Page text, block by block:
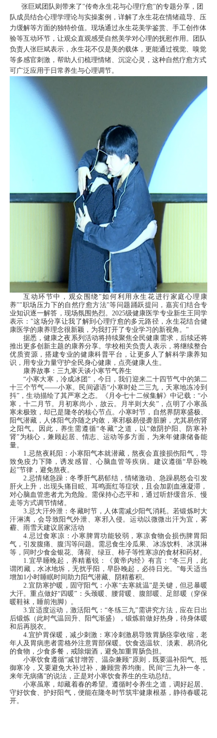
张巨斌团队则带来了"传奇永生花与心理疗愈"的专题分享，团
队成员结合心理学理论与实操案例，详解了永生花在情绪疏导、压
力缓解等方面的独特价值。现场通过永生花美学鉴赏、手工创作体
验等互动环节，让观众直观感受自然美学对心理的抚慰作用。团队
负责人张巨斌表示，永生花不仅是美的载体，更能通过视觉、嗅觉
等多感官刺激，帮助人们梳理情绪、沉淀心灵，这种自然疗愈方式
可广泛应用于日常养生与心理调节。
互动环节中，观众围绕"如何利用永生花进行家庭心理康
养""职场压力下的自然疗愈方法"等问题踊跃提问，嘉宾们结合专
业知识逐一解答，现场氛围热烈。2025级健康医学专业新生王同学
表示："这场分享让我了解到心理疗愈的多元路径，永生花结合健
康医学的康养理念很新颖，为我打开了专业学习的新视角。"
据悉，健康之夜系列活动将持续聚焦全民健康需求，后续还将
推出更多创新主题的康养分享。学校相关负责人表示，将继续整合
优质资源，搭建专业的健康科普平台，让更多人了解科学康养知
识，用专业力量守护全民身心健康，点亮健康人生。
康养故事：三九寒天谈小寒节气养生
“小寒大寒，冷成冰团”，今日，我们迎来二十四节气中的第二
十三个节气——小寒。民间谚语“小寒时处二三九，天寒地冻冷到
抖”，生动描绘了其严寒之态。
《月令七十二候集解》中记载：“小
寒，十二月节。月初寒尚小，故云。月半则大矣”，点明了小寒虽
寒未极致，却已是隆冬的核心节点。小寒时节，自然界阴寒盛极、
阳气潜藏，人体阳气亦随之内敛，寒邪极易侵袭脏腑，尤其易伤肾
之阳气。因此，养生需遵循“冬藏”之道，以“敛阴护阳、防寒补
肾”为核心，兼顾起居、情志、运动等多方面，为来年健康储备能
量。
1.忌熬夜耗阳：小寒阳气本就潜藏，熬夜会直接损伤阳气，导
致免疫力下降，诱发感冒、心脑血管等疾病。建议遵循“早卧晚
起”节律，避免熬夜。
2.忌情绪急躁：冬季肝气易郁结，情绪激动、急躁易怒会引发
肝火上升，出现头痛目眩、耳鸣面红等症状，且会加剧血液凝滞，
对心脑血管患者尤为危险。需保持心态平和，通过听舒缓音乐、慢
走等方式调节情绪。
3.忌大汗外泄：冬藏时节，人体需减少阳气消耗。若锻炼时大
汗淋漓，会导致阳气外泄、寒邪入侵。运动以微微出汗为宜，雾
霾、雨雪天建议居家活动
4.忌过食寒凉：小寒脾胃功能较弱，寒凉食物会损伤脾胃阳
气，引发腹痛、腹泻等问题。需忌食生冷瓜果、冰冻饮料、冰淇淋
等，同时少食金银花、薄荷、绿豆、柿子等性寒凉的食材和药材。
1.宜早睡晚起，养精蓄锐：《黄帝内经》有言：“冬三月，此
谓闭藏，水冰地坼，无扰乎阳，早卧晚起，必待日光。”每天适当
增加1小时睡眠时间助力阳气潜藏、阴精蓄积。
2.宜防寒护暖，固守阳气：小寒“去寒就温”是关键，但忌暴暖
大汗。重点做好“四暖”：头颈暖、腰背暖、腹部暖、足部暖（穿保
暖鞋袜，睡前泡脚）。
3.宜适度运动，激活阳气：“冬练三九”需讲究方法，应在日出
后锻炼（此时气温回升、阳气渐盛），锻炼前做好热身，待身体暖
和后再脱衣。
4.宜护胃保暖，减少刺激：寒冷刺激易导致 胃肠痉挛收缩，老
年人及胃病患者需格外注意胃部保暖。饮食选温软、淡素、易消化
的食物，少食多餐，戒除烟酒，避免加重胃肠负担。
小寒饮食遵循“减甘增苦、温杂兼顾”原则，既要温补阳气、抵
御寒冷，又要避免大补过补，兼顾营养均衡。民间“三九补一冬，
来年无病痛”的说法，正是对小寒饮食养生的生动总结。
小寒虽寒，却藏着春的希望。遵循时令养生之道，调好起居、
守好饮食、护好阳气，便能在隆冬时节筑牢健康根基，静待春暖花
开。